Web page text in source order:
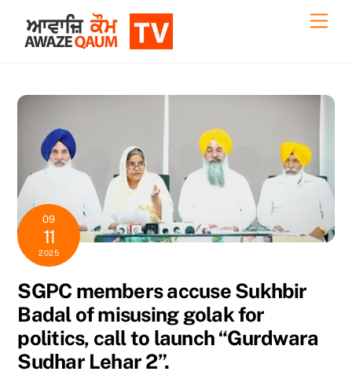
content
09
11
2025
SGPC members accuse Sukhbir
Badal of misusing golak for
politics, call to launch “Gurdwara
Sudhar Lehar 2”.